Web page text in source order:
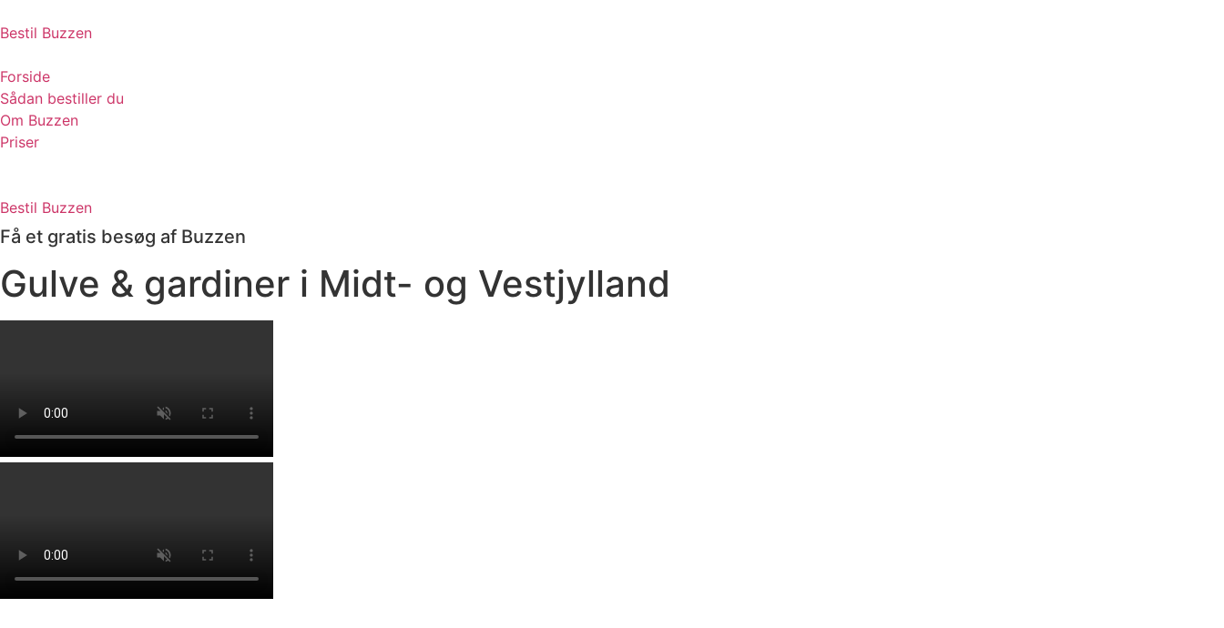
to
Bestil Buzzen
Forside
Sådan bestiller du
Om Buzzen
Priser
Bestil Buzzen
Få et gratis besøg af Buzzen
Gulve & gardiner i Midt- og Vestjylland